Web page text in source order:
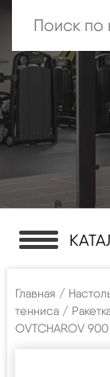
Главная /
тенниса /
OVTCHAROV 900